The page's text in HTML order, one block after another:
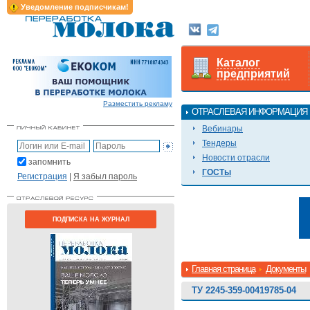
Уведомление подписчикам!
Разместить рекламу
запомнить
Регистрация | Я забыл пароль
ПОДПИСКА НА ЖУРНАЛ
Каталог
предприятий
ОТРАСЛЕВАЯ ИНФОРМАЦИЯ
Вебинары
Тендеры
Новости отрасли
ГОСТы
Главная страница Документы
ТУ 2245-359-00419785-04